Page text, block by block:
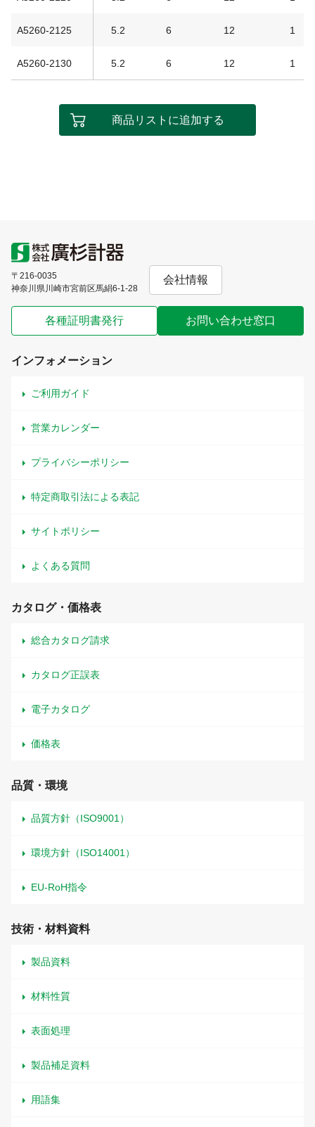
A5260-2125 5.2 6 12 1
A5260-2130 5.2 6 12 1
商品リストに追加する
〒216-0035
神奈川県川崎市宮前区馬絹6-1-28
会社情報
各種証明書発行 お問い合わせ窓口
インフォメーション
ご利用ガイド
営業カレンダー
プライバシーポリシー
特定商取引法による表記
サイトポリシー
よくある質問
カタログ・価格表
総合カタログ請求
カタログ正誤表
電子カタログ
価格表
品質・環境
品質方針（ISO9001）
環境方針（ISO14001）
EU-RoH指令
技術・材料資料
製品資料
材料性質
表面処理
製品補足資料
用語集